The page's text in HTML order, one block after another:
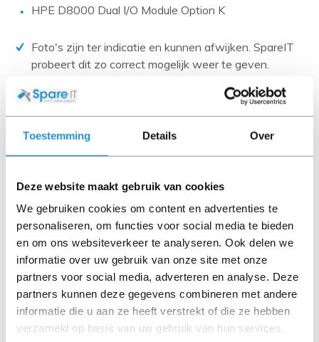
Toestemming Details Over
Deze website maakt gebruik van cookies
We gebruiken cookies om content en advertenties te
personaliseren, om functies voor social media te bieden
en om ons websiteverkeer te analyseren. Ook delen we
informatie over uw gebruik van onze site met onze
partners voor social media, adverteren en analyse. Deze
partners kunnen deze gegevens combineren met andere
informatie die u aan ze heeft verstrekt of die ze hebben
verzameld op basis van uw gebruik van hun services.
HPE D8000 Dual I/O Module Option K
Foto's zijn ter indicatie en kunnen afwijken. SpareIT
probeert dit zo correct mogelijk weer te geven.
Disclaimer:
Product foto’s en specificaties worden beschikbaar
gesteld door Universele Databases en zijn vaak
gebaseerd op nieuwe producten.
deze door ons getest en heeft het een A-grade conditie
(tenzij anders aangegeven). Bij Refurbished artikelen zijn
kabels, software media en handleidingen niet inbegrepen
(tenzij anders aangegeven).
Let goed op de productbeschrijving en neem bij vragen
contact op met ons.